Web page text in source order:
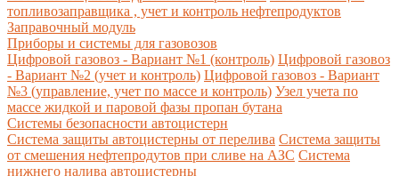
топливозаправщика , учет и контроль нефтепродуктов
Заправочный модуль
Приборы и системы для газовозов
Цифровой газовоз - Вариант №1 (контроль) Цифровой газовоз
- Вариант №2 (учет и контроль) Цифровой газовоз - Вариант
№3 (управление, учет по массе и контроль) Узел учета по
массе жидкой и паровой фазы пропан бутана
Системы безопасности автоцистерн
Система защиты автоцистерны от перелива Система защиты
от смешения нефтепродутов при сливе на АЗС Система
нижнего налива автоцистерны